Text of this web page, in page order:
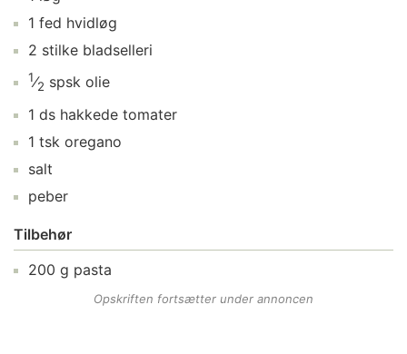
1 fed hvidløg
2 stilke bladselleri
1⁄2 spsk olie
1 ds hakkede tomater
1 tsk oregano
salt
peber
Tilbehør
200 g pasta
Opskriften fortsætter under annoncen